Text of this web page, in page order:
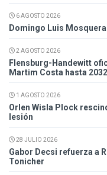
6 AGOSTO 2026
Domingo Luis
2 AGOSTO 2026
Flensburg-Handewitt
Martim Costa hasta 2032
1 AGOSTO 2026
Orlen Wisla Plock
lesión
28 JULIO 2026
Gabor Decsi refuerza a
Tonicher